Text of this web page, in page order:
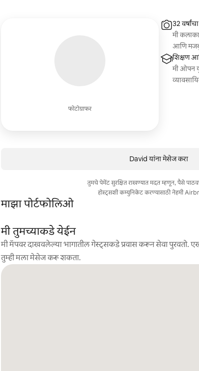
फोटोग्राफर
32
मी
आणि
शिक्षण
मी ओपन
David यांना मेसेज करा
तुमचे पेमेंट सुरक्षित राखण्यात मदत म्हणून, पैसे
होस्ट्सशी कम्युनिकेट करण्यासाठी नेहमी
माझा पोर्टफोलिओ
मी तुमच्याकडे येईन
मी मॅपवर दाखवलेल्या भागातील गेस्ट्सकडे प्रवास करून सेवा पुरवतो.
तुम्ही मला मेसेज करू शकता.